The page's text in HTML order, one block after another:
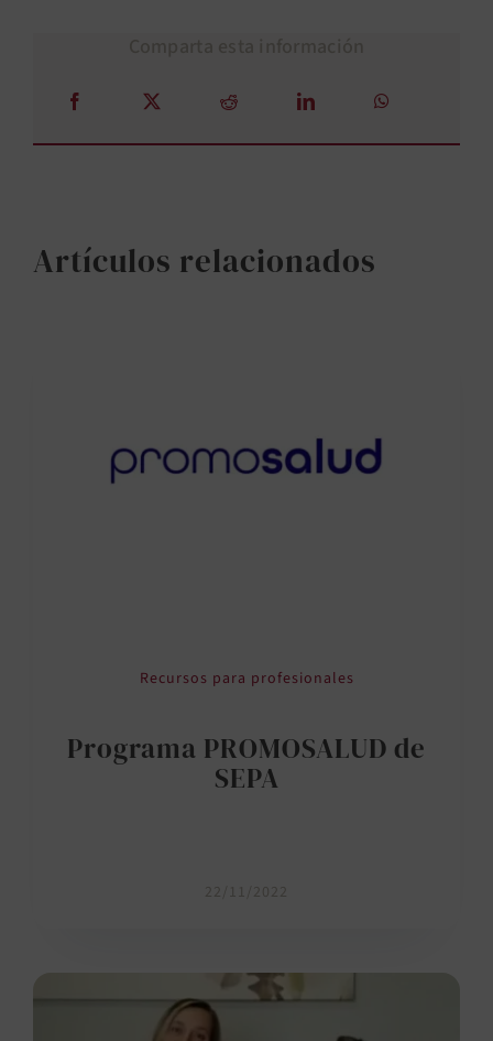
Artículos relacionados
Recursos para profesionales
Programa PROMOSALUD de
SEPA
22/11/2022